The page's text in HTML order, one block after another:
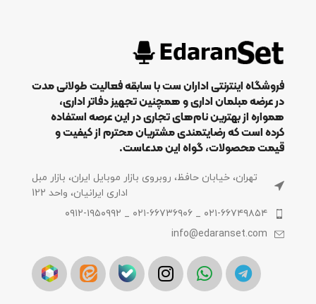
فروشگاه اینترنتی اداران ست با سابقه فعالیت طولانی مدت
در عرضه مبلمان اداری و همچنین تجهیز دفاتر اداری،
همواره از بهترین نام‌های تجاری در این عرصه استفاده
کرده است که رضایتمندی مشتریان محترم از کیفیت و
قیمت محصولات، گواه این مدعاست.
تهران، خیابان حافظ، روبروی بازار موبایل ایران، بازار مبل
اداری ایرانیان، واحد 122
۰۲۱-۶۶۷۴۹۸۵۴ _ ۰۲۱-۶۶۷۳۶۹۰۶ _ ۰۹۱۲-۱۹۵۰۹۹۲
info@edaranset.com